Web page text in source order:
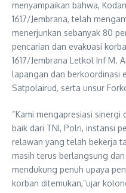
menyampaikan bahwa,
1617/Jembrana, telah
menerjunkan sebanyak 80
pencarian dan evakuasi
1617/Jembrana Letkol Inf M.
lapangan dan berkoordinasi
Satpolairud, serta unsur
“Kami mengapresiasi sinergi
baik dari TNI, Polri, instansi
relawan yang telah bekerja
masih terus berlangsung
mendukung penuh upaya
korban ditemukan,”ujar